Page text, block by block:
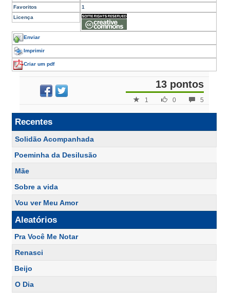
Favoritos
1
Licença
Enviar
Imprimir
Criar um pdf
13 pontos
5
0
1
Recentes
Solidão Acompanhada
Poeminha da Desilusão
Mãe
Sobre a vida
Vou ver Meu Amor
Aleatórios
Pra Você Me Notar
Renasci
Beijo
O Dia